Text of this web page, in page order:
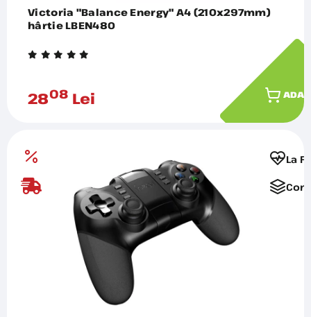
Victoria "Balance Energy" A4 (210x297mm)
hârtie LBEN480
2808 Lei
La